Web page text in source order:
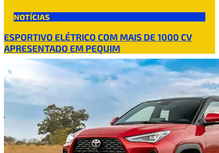
NOTÍCIAS
ESPORTIVO ELÉTRICO COM MAIS DE 1000 CV
APRESENTADO EM PEQUIM